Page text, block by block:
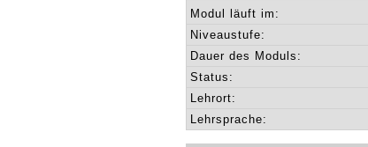
Modul läuft im:
Niveaustufe:
Dauer des Moduls:
Status:
Lehrort:
Lehrsprache: